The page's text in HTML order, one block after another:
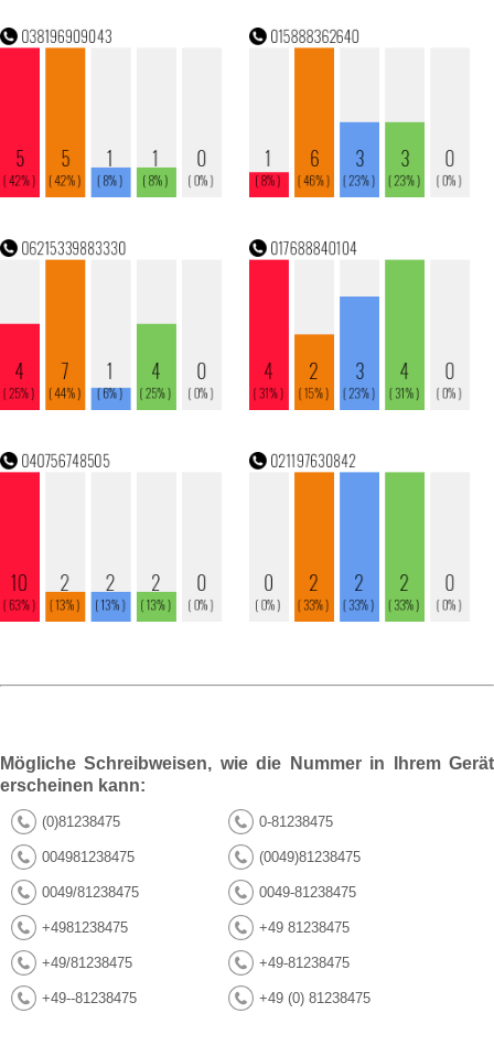
Mögliche Schreibweisen, wie die Nummer in Ihrem Gerät
erscheinen kann:
(0)81238475 0-81238475
004981238475 (0049)81238475
0049/81238475 0049-81238475
+4981238475 +49 81238475
+49/81238475 +49-81238475
+49--81238475 +49 (0) 81238475